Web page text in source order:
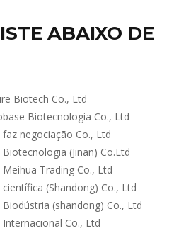
ABAIXO DE
Biotech Co., Ltd
Biotecnologia Co., Ltd
faz negociação Co., Ltd
(Jinan) Co.Ltd
Trading Co., Ltd
(Shandong) Co., Ltd
(shandong) Co., Ltd
Co., Ltd